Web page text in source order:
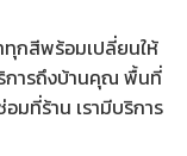
ทุกสีพร้อมเปลี่ยนให้
การถึงบ้านคุณ พื้นที่
ที่ร้าน เรามีบริการ